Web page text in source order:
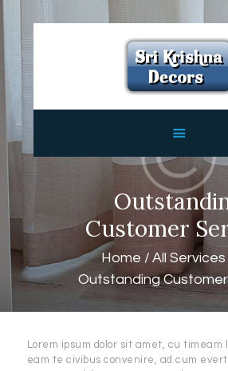
Customer
Home All Services
Outstanding
FEATURES
CONTACTS
Lorem ipsum dolor sit amet, cu timeam
eam te civibus convenire, ad cum